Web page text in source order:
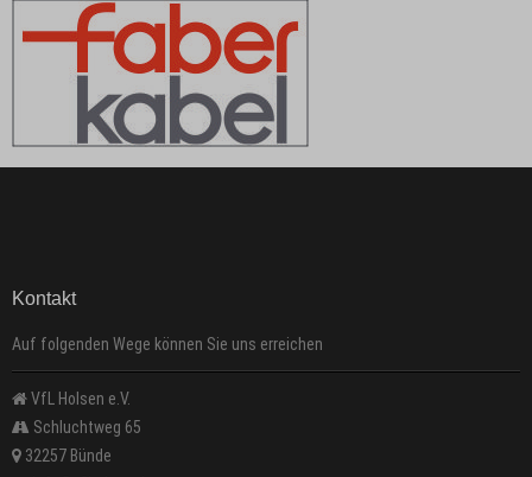
Kontakt
Auf folgenden Wege können Sie uns erreichen
VfL Holsen e.V.
Schluchtweg 65
32257 Bünde